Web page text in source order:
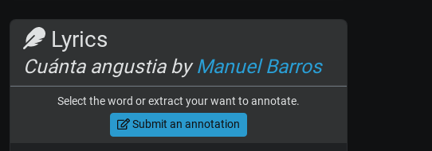
Lyrics
Cuánta angustia byManuel Barros
Select the word or extract your want to annotate.
Submit an annotation